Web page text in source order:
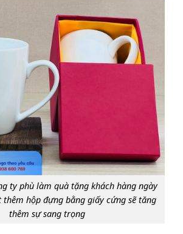
ty phù làm quà tặng khách hàng ngày
hộp đựng bằng giấy cứng sẽ tăng
thêm sự sang trọng